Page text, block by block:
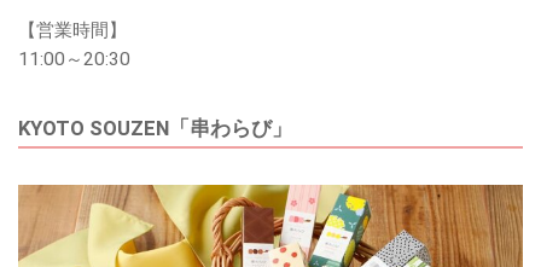
【営業時間】
11:00～20:30
KYOTO SOUZEN「串わらび」